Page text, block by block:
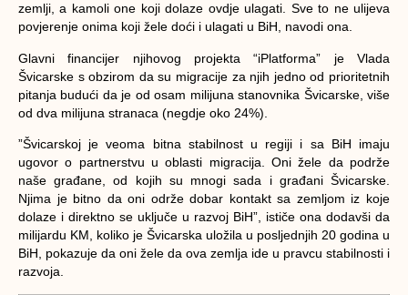
zemlji, a kamoli one koji dolaze ovdje ulagati. Sve to ne ulijeva
povjerenje onima koji žele doći i ulagati u BiH, navodi ona.
Glavni financijer njihovog projekta “iPlatforma” je Vlada
Švicarske s obzirom da su migracije za njih jedno od prioritetnih
pitanja budući da je od osam milijuna stanovnika Švicarske, više
od dva milijuna stranaca (negdje oko 24%).
”Švicarskoj je veoma bitna stabilnost u regiji i sa BiH imaju
ugovor o partnerstvu u oblasti migracija. Oni žele da podrže
naše građane, od kojih su mnogi sada i građani Švicarske.
Njima je bitno da oni održe dobar kontakt sa zemljom iz koje
dolaze i direktno se uključe u razvoj BiH”, ističe ona dodavši da
milijardu KM, koliko je Švicarska uložila u posljednjih 20 godina u
BiH, pokazuje da oni žele da ova zemlja ide u pravcu stabilnosti i
razvoja.